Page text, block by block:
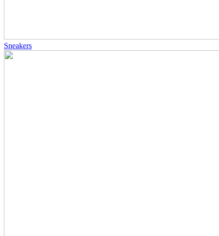
Sneakers